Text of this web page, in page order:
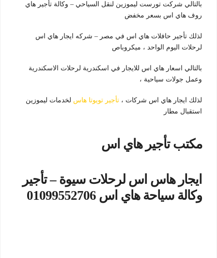
بالتالي شركت تورست ليموزين لنقل السياحي – وكالة تأجير هاي
روف هاي اس بسعر مخفض
لذلك تأجير حافلات هاي اس في مصر – شركه ايجار هاي اس
لرحلات اليوم الواحد ، ميكروباص
بالتالي اسعار هاي اس للايجار في اسكندرية لرحلات الاسكندرية
وعمل جولات سياحية ،
لذلك ايجار هاي اس شركات ، تأجير تويوتا هاس لخدمات ليموزين
استقبال مطار
مكتب تأجير هاي اس
ايجار هاس اس لرحلات سيوة – تأجير
وكالة سياحة هاي اس 01099552706